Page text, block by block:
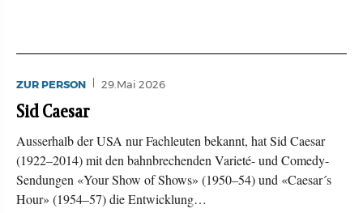
ZUR PERSON 29.Mai 2026
Sid Caesar
Ausserhalb der USA nur Fachleuten bekannt, hat Sid Caesar
(1922–2014) mit den bahnbrechenden Varieté- und Comedy-
Sendungen «Your Show of Shows» (1950–54) und «Caesar´s
Hour» (1954–57) die Entwicklung…